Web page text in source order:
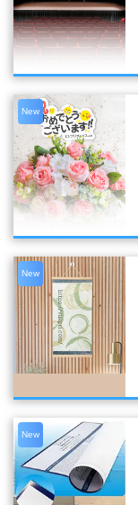
New
New
New